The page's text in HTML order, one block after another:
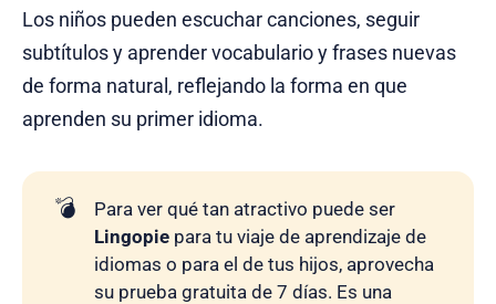
Los niños pueden escuchar canciones, seguir
subtítulos y aprender vocabulario y frases nuevas
de forma natural, reflejando la forma en que
aprenden su primer idioma.
💣
Para ver qué tan atractivo puede ser
Lingopie para tu viaje de aprendizaje de
idiomas o para el de tus hijos, aprovecha
su prueba gratuita de 7 días. Es una